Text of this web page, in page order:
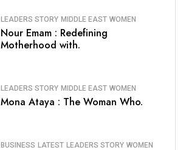
LEADERS STORY MIDDLE EAST WOMEN
Nour Emam : Redefining
Motherhood with.
LEADERS STORY MIDDLE EAST WOMEN
Mona Ataya : The Woman Who.
BUSINESS LATEST LEADERS STORY WOMEN